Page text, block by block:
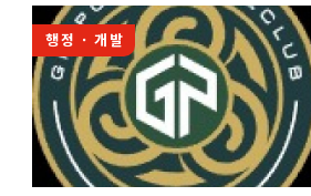
행정 · 개발